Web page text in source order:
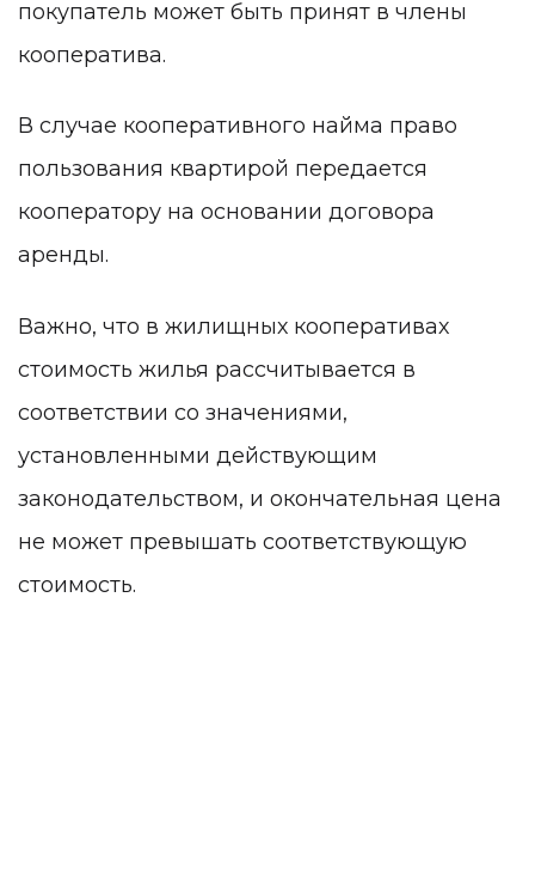
покупатель может быть принят в члены
кооператива.
В случае кооперативного найма право
пользования квартирой передается
кооператору на основании договора
аренды.
Важно, что в жилищных кооперативах
стоимость жилья рассчитывается в
соответствии со значениями,
установленными действующим
законодательством, и окончательная цена
не может превышать соответствующую
стоимость.